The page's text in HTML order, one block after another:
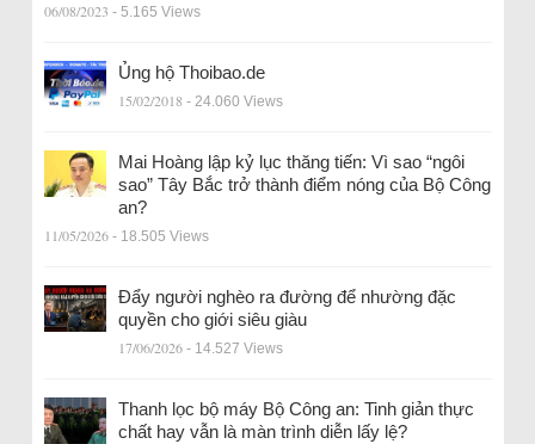
06/08/2023 - 5.165 Views
Ủng hộ Thoibao.de
15/02/2018 - 24.060 Views
Mai Hoàng lập kỷ lục thăng tiến: Vì sao “ngôi
sao” Tây Bắc trở thành điểm nóng của Bộ Công
an?
11/05/2026 - 18.505 Views
Đẩy người nghèo ra đường để nhường đặc
quyền cho giới siêu giàu
17/06/2026 - 14.527 Views
Thanh lọc bộ máy Bộ Công an: Tinh giản thực
chất hay vẫn là màn trình diễn lấy lệ?